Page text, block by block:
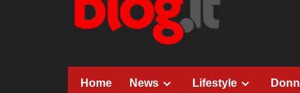
Home News Lifestyle